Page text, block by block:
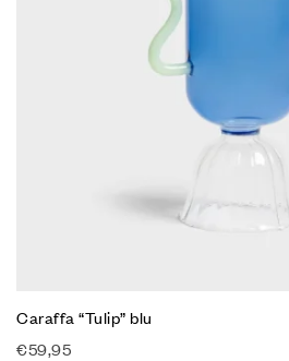
Caraffa “Tulip” blu
€59,95